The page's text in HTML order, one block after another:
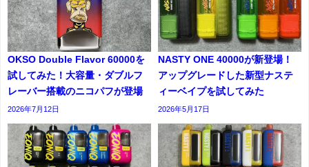
OKSO Double Flavor 60000を
試してみた！大容量・ダブルフ
レーバー搭載のニコパフが登場
2026年7月12日
NASTY ONE 40000が新登場！
アップグレードした新型ナステ
ィーベイプを試してみた
2026年5月17日